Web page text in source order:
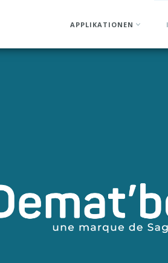
APPLIKATIONEN